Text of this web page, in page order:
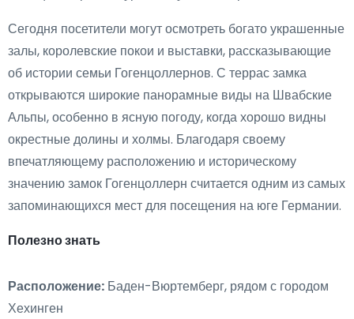
Сегодня посетители могут осмотреть богато украшенные
залы, королевские покои и выставки, рассказывающие
об истории семьи Гогенцоллернов. С террас замка
открываются широкие панорамные виды на Швабские
Альпы, особенно в ясную погоду, когда хорошо видны
окрестные долины и холмы. Благодаря своему
впечатляющему расположению и историческому
значению замок Гогенцоллерн считается одним из самых
запоминающихся мест для посещения на юге Германии.
Полезно знать
Расположение: Баден-Вюртемберг, рядом с городом
Хехинген